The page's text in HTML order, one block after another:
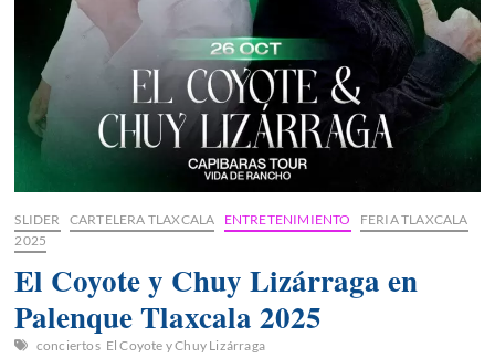
SLIDER CARTELERA TLAXCALA ENTRETENIMIENTO
FERIA TLAXCALA
2025
El Coyote y Chuy Lizárraga en
Palenque Tlaxcala 2025
conciertos El Coyote y Chuy Lizárraga